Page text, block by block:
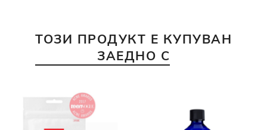
ТОЗИ ПРОДУКТ Е КУПУВАН
ЗАЕДНО С